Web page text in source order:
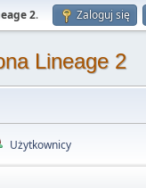
2. Zaloguj się
Lineage 2
Użytkownicy